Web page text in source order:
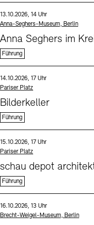
Datum und Uhrzeit:
13.10.2026, 14 Uhr
Standort
Anna-Seghers-Museum, Berlin
Anna Seghers im
Führung
Datum und Uhrzeit:
14.10.2026, 17 Uhr
Standort
Pariser Platz
Bilderkeller
Führung
Datum und Uhrzeit:
15.10.2026, 17 Uhr
Standort
Pariser Platz
schau depot
Führung
Datum und Uhrzeit:
16.10.2026, 13 Uhr
Standort
Brecht-Weigel-Museum, Berlin